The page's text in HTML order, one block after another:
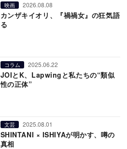
映画 2026.08.08
カンザキイオリ、『禍禍女』の狂気語
る
コラム 2025.06.22
JOIとK、Lapwingと私たちの“類似
性の正体”
文芸 2025.08.01
SHINTANI × ISHIYAが明かす、噂の
真相